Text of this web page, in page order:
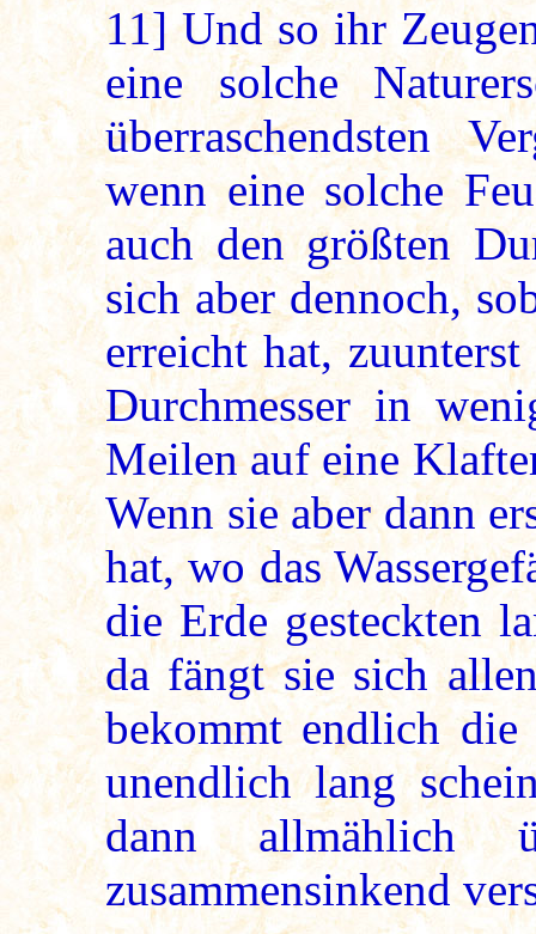
11] Und so ihr
eine solche
überraschendsten
wenn eine solche
auch den größten
sich aber dennoch,
erreicht hat,
Durchmesser in
Meilen auf eine
Wenn sie aber dann
hat, wo das
die Erde gesteckten
da fängt sie sich
bekommt endlich
unendlich lang
dann allmählich
zusammensinkend